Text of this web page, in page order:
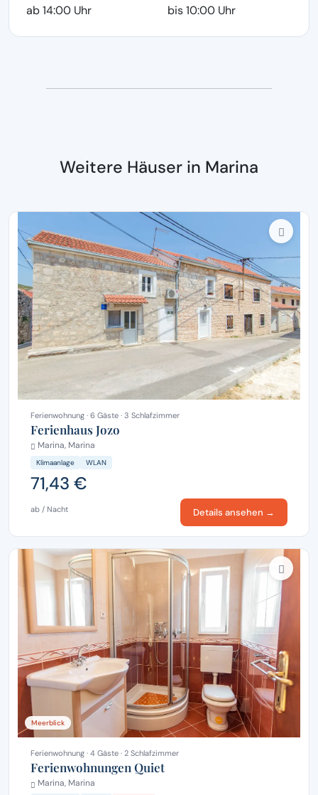
ab 14:00 Uhr bis 10:00 Uhr
Weitere Häuser in Marina
Ferienwohnung · 6 Gäste · 3 Schlafzimmer
Ferienhaus Jozo
Marina, Marina
Klimaanlage WLAN
71,43 €
ab / Nacht Details ansehen →
Meerblick
Ferienwohnung · 4 Gäste · 2 Schlafzimmer
Ferienwohnungen Quiet
Marina, Marina